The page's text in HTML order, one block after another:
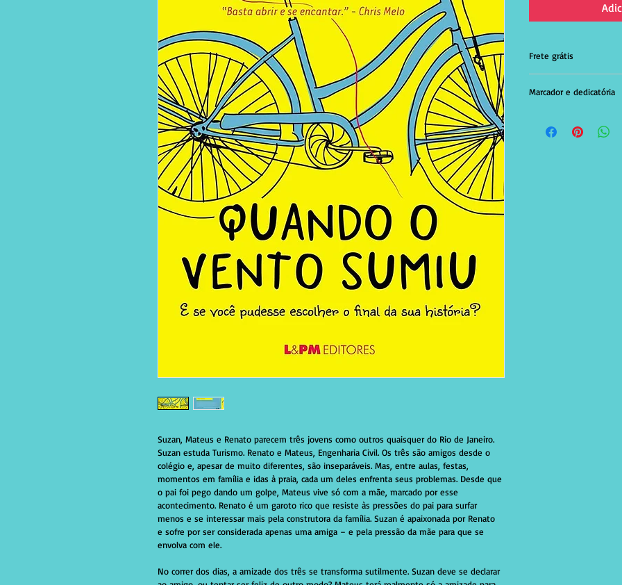
Suzan, Mateus e Renato parecem três jovens como outros quaisquer do Rio de Janeiro.
Suzan estuda Turismo. Renato e Mateus, Engenharia Civil. Os três são amigos desde o
colégio e, apesar de muito diferentes, são inseparáveis. Mas, entre aulas, festas,
momentos em família e idas à praia, cada um deles enfrenta seus problemas. Desde que
o pai foi pego dando um golpe, Mateus vive só com a mãe, marcado por esse
acontecimento. Renato é um garoto rico que resiste às pressões do pai para surfar
menos e se interessar mais pela construtora da família. Suzan é apaixonada por Renato
e sofre por ser considerada apenas uma amiga – e pela pressão da mãe para que se
envolva com ele.
No correr dos dias, a amizade dos três se transforma sutilmente. Suzan deve se declarar
Frete grátis
Marcador e dedicatória